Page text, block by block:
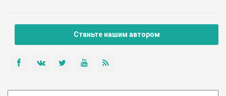
Станьте нашим автором